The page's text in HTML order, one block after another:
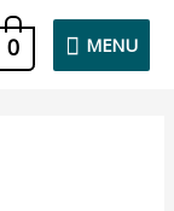
MENU
MENU
0